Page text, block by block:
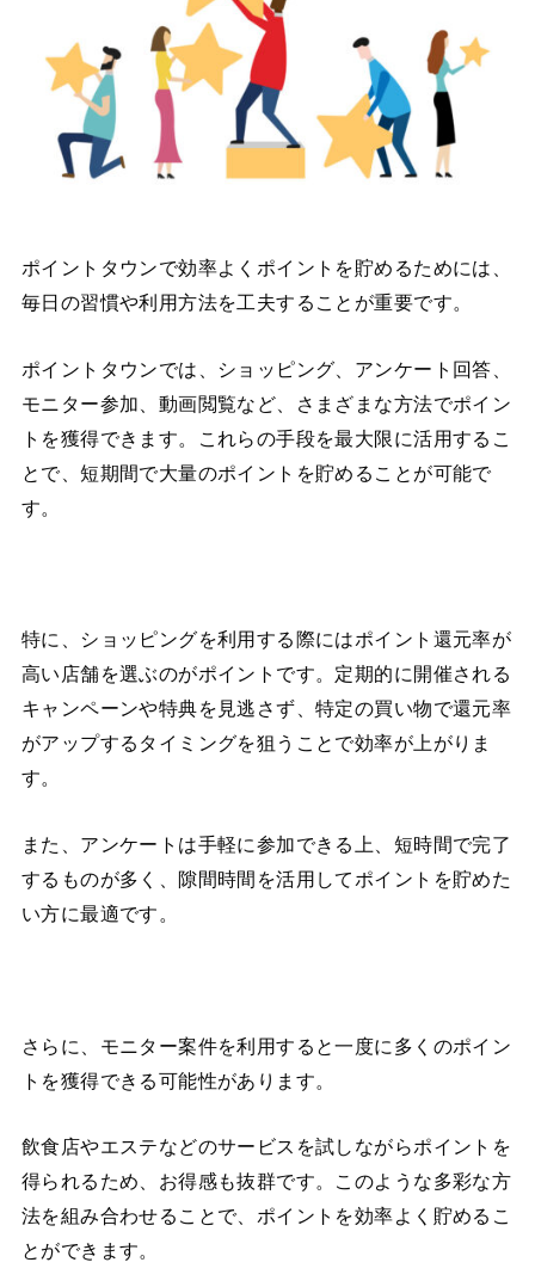
ポイントタウンで効率よくポイントを貯めるためには、
毎日の習慣や利用方法を工夫することが重要です。
ポイントタウンでは、ショッピング、アンケート回答、
モニター参加、動画閲覧など、さまざまな方法でポイン
トを獲得できます。これらの手段を最大限に活用するこ
とで、短期間で大量のポイントを貯めることが可能で
す。
特に、ショッピングを利用する際にはポイント還元率が
高い店舗を選ぶのがポイントです。定期的に開催される
キャンペーンや特典を見逃さず、特定の買い物で還元率
がアップするタイミングを狙うことで効率が上がりま
す。
また、アンケートは手軽に参加できる上、短時間で完了
するものが多く、隙間時間を活用してポイントを貯めた
い方に最適です。
さらに、モニター案件を利用すると一度に多くのポイン
トを獲得できる可能性があります。
飲食店やエステなどのサービスを試しながらポイントを
得られるため、お得感も抜群です。このような多彩な方
法を組み合わせることで、ポイントを効率よく貯めるこ
とができます。